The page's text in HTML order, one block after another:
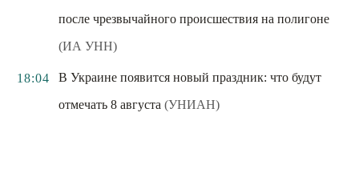
после чрезвычайного происшествия на полигоне
(ИА УНН)
18:04
В Украине появится новый праздник: что будут
отмечать 8 августа (УНИАН)